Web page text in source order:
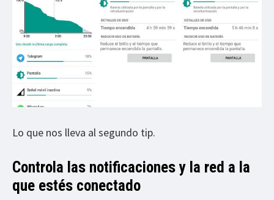
Lo que nos lleva al segundo tip.
Controla las notificaciones y la red a la
que estés conectado